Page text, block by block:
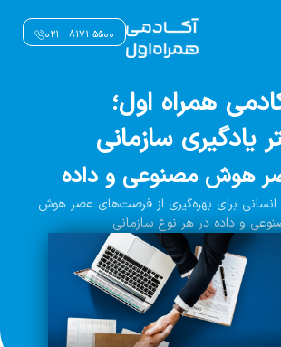
۵۵۰۰ ۸۱۷۱ - ۰۲۱
همراه اول؛
یادگیری سازمانی
هوش مصنوعی و داده
انسانی برای بهره‌گیری از فرصت‌های عصر هوش
و داده در هر نوع سازمانی